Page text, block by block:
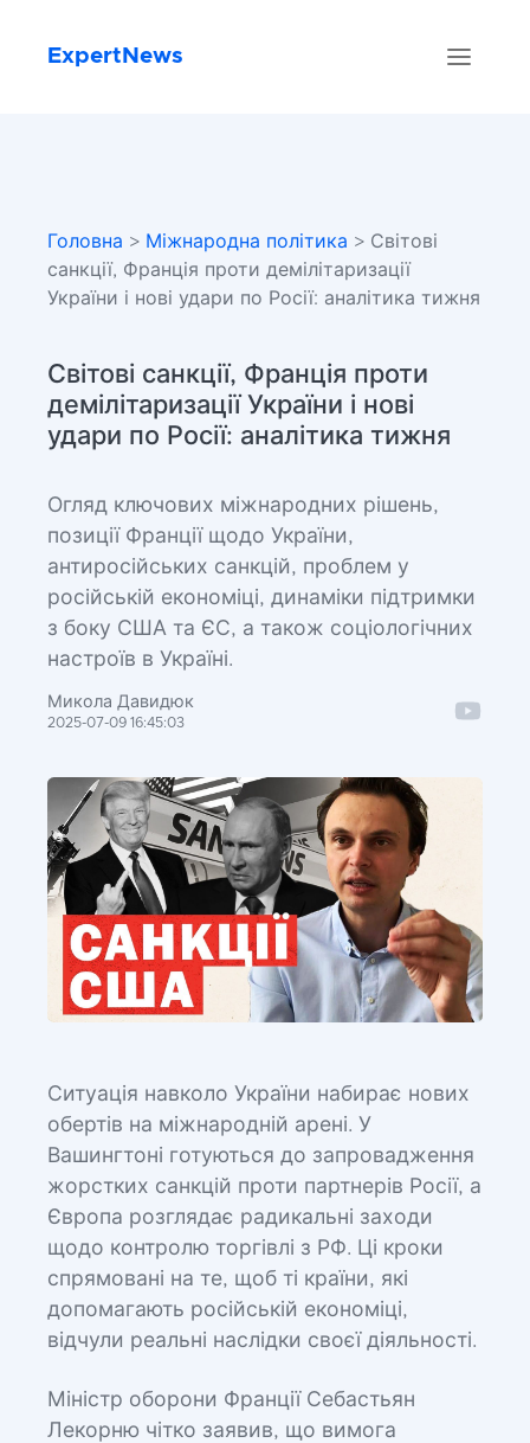
ExpertNews
Головна > Міжнародна політика > Світові
санкції, Франція проти демілітаризації
України і нові удари по Росії: аналітика тижня
Світові санкції, Франція проти
демілітаризації України і нові
удари по Росії: аналітика тижня
Огляд ключових міжнародних рішень,
позиції Франції щодо України,
антиросійських санкцій, проблем у
російській економіці, динаміки підтримки
з боку США та ЄС, а також соціологічних
настроїв в Україні.
Микола Давидюк
2025-07-09 16:45:03
Ситуація навколо України набирає нових
обертів на міжнародній арені. У
Вашингтоні готуються до запровадження
жорстких санкцій проти партнерів Росії, а
Європа розглядає радикальні заходи
щодо контролю торгівлі з РФ. Ці кроки
спрямовані на те, щоб ті країни, які
допомагають російській економіці,
відчули реальні наслідки своєї діяльності.
Міністр оборони Франції Себастьян
Лекорню чітко заявив, що вимога